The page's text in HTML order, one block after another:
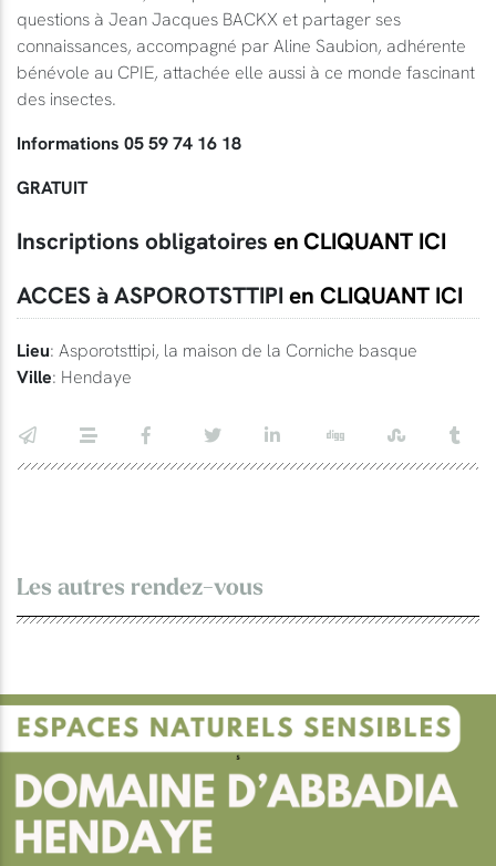
questions à Jean Jacques BACKX et partager ses
connaissances, accompagné par Aline Saubion, adhérente
bénévole au CPIE, attachée elle aussi à ce monde fascinant
des insectes.
Informations 05 59 74 16 18
GRATUIT
Inscriptions obligatoires enCLIQUANT ICI
ACCES à ASPOROTSTTIPI en CLIQUANT ICI
Lieu: Asporotsttipi, la maison de la Corniche basque
Ville: Hendaye
Les autres rendez-vous